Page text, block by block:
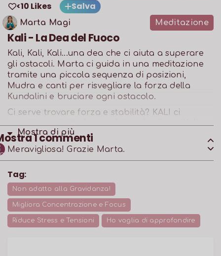
<10 Likes Salva
Marta Magi Meditazione
Kali - La Dea del Fuoco
Kali, Kali, Kali...una dea che ci aiuta a superare
gli ostacoli. Marta ci guida in una meditazione
tramite una piccola sequenza di posizioni,
Mudra e canti per risvegliare la forza della
Kundalini e bruciare ogni ostacolo.
Ci serve trovare forza e stabilità? KALI ci
aspetta con tutta la sua determinazione. Kali
rappresenta il cambiamento radicale e la
liberazione attraverso la distruzione del sè
egoico. Invocare Kali aiuta a scoprire la verità
collera.
Mostra di più
1commenti
Meravigliosa! Grazie Marta.
Tag:
Non adatto alla Gravidanza!
Migliora Concentrazione e Focus
Riduce Stress e Tensioni Ho voglia di approfondire